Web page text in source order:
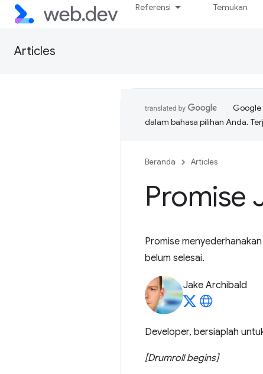
Referensi Temukan
Articles
Google
dalam bahasa pilihan Anda.
Beranda Articles
Promise
Promise
belum selesai.
Jake Archibald
Developer, bersiaplah
[Drumroll begins]